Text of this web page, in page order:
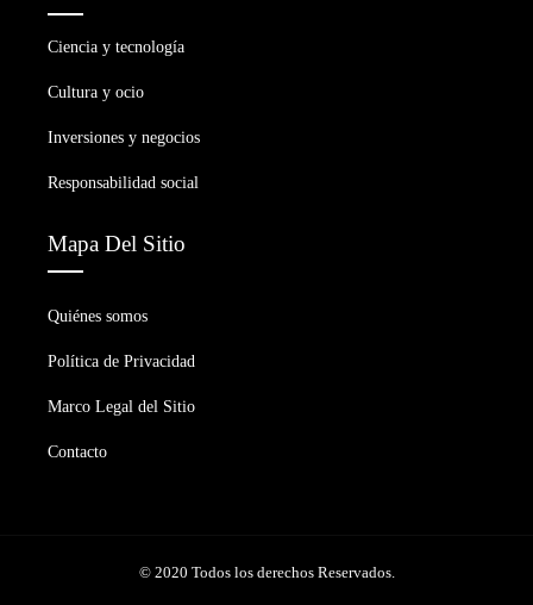
Ciencia y tecnología
Cultura y ocio
Inversiones y negocios
Responsabilidad social
Mapa Del Sitio
Quiénes somos
Política de Privacidad
Marco Legal del Sitio
Contacto
© 2020 Todos los derechos Reservados.